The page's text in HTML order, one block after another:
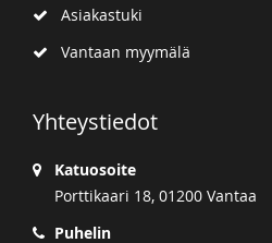
Asiakastuki
Vantaan myymälä
Yhteystiedot
Katuosoite
Porttikaari 18, 01200 Vantaa
Puhelin